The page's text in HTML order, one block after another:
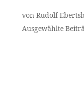
von Rudolf
Ausgewählte